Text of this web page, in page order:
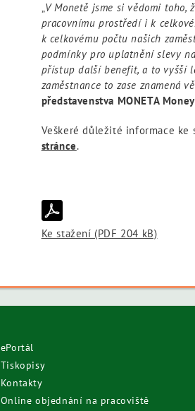
„V Monetě jsme si vědomi
pracovnímu prostředí i k
k celkovému počtu našich
podmínky pro uplatnění slevy
přístup další benefit, a to vyšší
zaměstnance to zase znamená
představenstva MONETA
Veškeré důležité informace ke
stránce.
Ke stažení (PDF 204 kB)
ePortál
Tiskopisy
Kontakty
Online objednání na pracoviště